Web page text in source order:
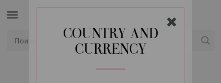
COUNTRY AND
CURRENCY